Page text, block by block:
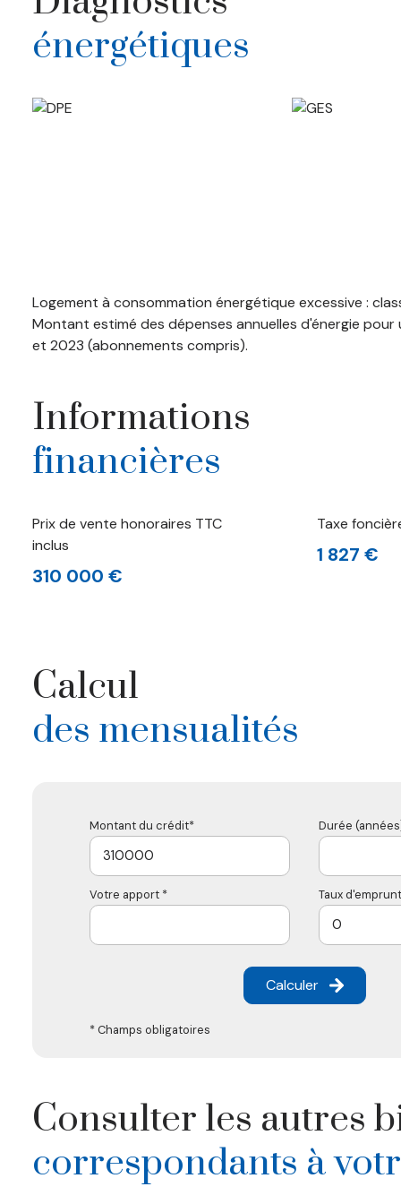
énergétiques
Logement à consommation énergétique excessive :
Montant estimé des dépenses annuelles d'énergie
et 2023 (abonnements compris).
Informations
financières
Prix de vente honoraires TTC
inclus
310 000 €
Taxe
1 827 €
Calcul
des mensualités
Montant du crédit* Durée
Votre apport * Taux
Calculer
* Champs obligatoires
Consulter les autres
correspondants à